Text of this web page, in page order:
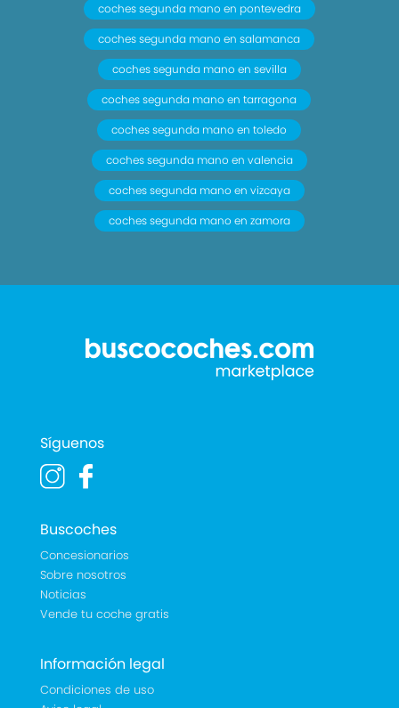
coches segunda mano en pontevedra
coches segunda mano en salamanca
coches segunda mano en sevilla
coches segunda mano en tarragona
coches segunda mano en toledo
coches segunda mano en valencia
coches segunda mano en vizcaya
coches segunda mano en zamora
Síguenos
Buscoches
Concesionarios
Sobre nosotros
Noticias
Vende tu coche gratis
Información legal
Condiciones de uso